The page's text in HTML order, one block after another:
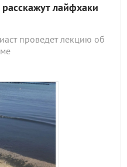
лайфхаки
проведет лекцию об